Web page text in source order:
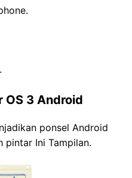
OS 3 Android
ponsel Android
pintar Ini Tampilan.